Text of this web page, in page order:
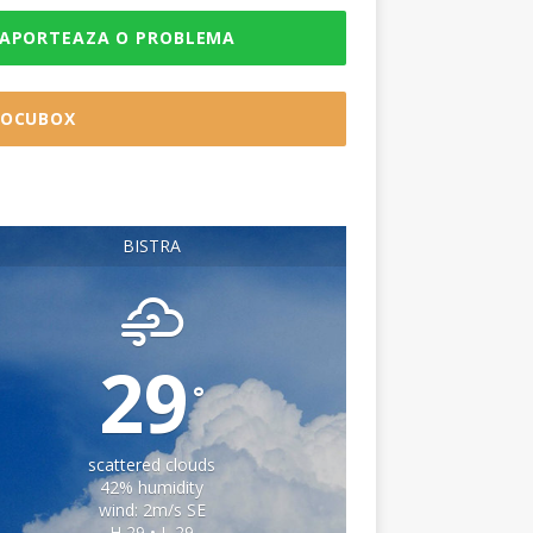
O PROBLEMA
BISTRA
29°
scattered clouds
42% humidity
wind: 2m/s SE